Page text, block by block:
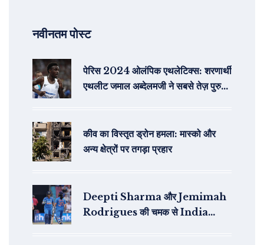
नवीनतम पोस्ट
पेरिस 2024 ओलंपिक एथलेटिक्स: शरणार्थी
एथलीट जमाल अब्देलमजी ने सबसे तेज़ पुरुषों
कीव का विस्तृत ड्रोन हमला: मास्को और
अन्य क्षेत्रों पर तगड़ा प्रहार
Deepti Sharma और Jemimah
Rodrigues की चमक से India